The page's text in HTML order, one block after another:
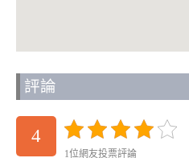
評論
4
1位網友投票評論